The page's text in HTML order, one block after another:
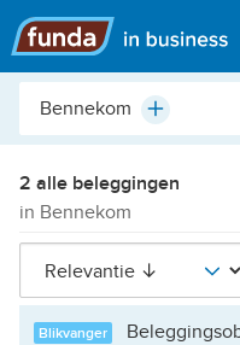
Hoofdmenu
Plaats,
etc.
Plus
2 alle beleggingen
in Bennekom
Blikvanger